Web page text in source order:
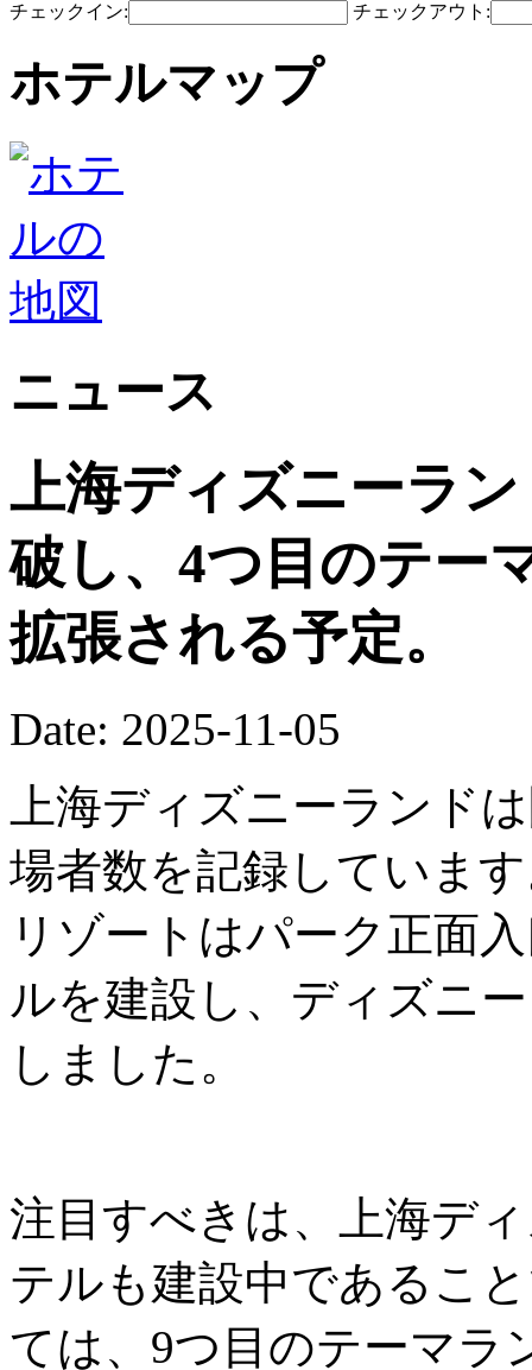
チェックイン: チェックアウト:
ホテルマップ
ニュース
上海ディズニーラ
破し、4つ目のテー
拡張される予定。
Date: 2025-11-05
上海ディズニーランド
場者数を記録していま
リゾートはパーク正面
ルを建設し、ディズニ
しました。
注目すべきは、上海デ
テルも建設中であるこ
ては、9つ目のテーマラ